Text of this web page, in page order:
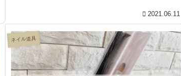
2021.06.11
ネイル道具